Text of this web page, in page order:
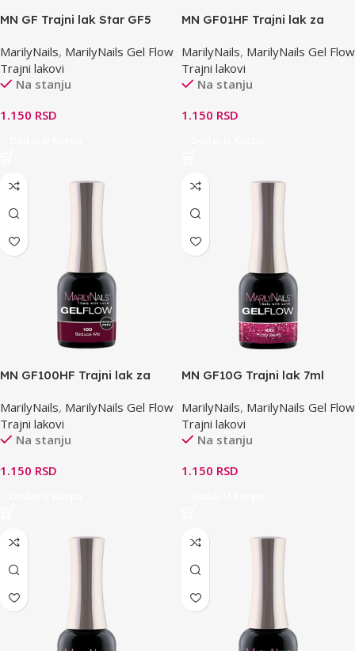
MN GF Trajni lak Star GF5
MarilyNails, MarilyNails Gel Flow
Trajni lakovi
Na stanju
1.150 RSD
MN GF01HF Trajni lak za
MarilyNails, MarilyNails Gel Flow
Trajni lakovi
Na stanju
1.150 RSD
MN GF100HF Trajni lak za
MarilyNails, MarilyNails Gel Flow
Trajni lakovi
Na stanju
1.150 RSD
MN GF10G Trajni lak 7ml
MarilyNails, MarilyNails Gel Flow
Trajni lakovi
Na stanju
1.150 RSD